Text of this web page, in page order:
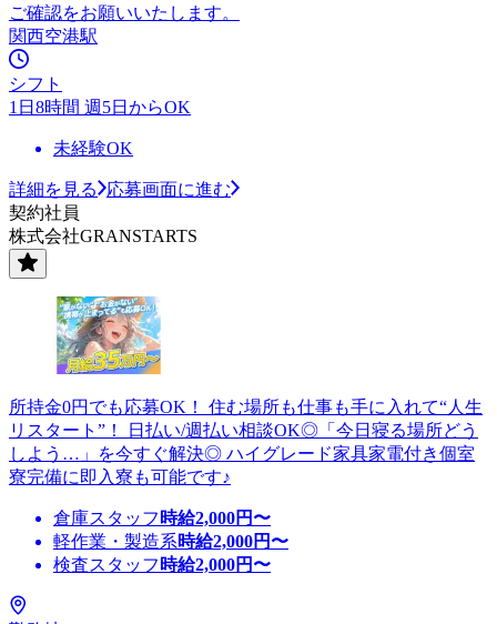
ご確認をお願いいたします。
関西空港駅
シフト
1日8時間 週5日からOK
未経験OK
詳細を見る
応募画面に進む
契約社員
株式会社GRANSTARTS
所持金0円でも応募OK！ 住む場所も仕事も手に入れて“人生
リスタート”！ 日払い/週払い相談OK◎「今日寝る場所どう
しよう…」を今すぐ解決◎ ハイグレード家具家電付き個室
寮完備に即入寮も可能です♪
倉庫スタッフ 時給2,000円〜
軽作業・製造系時給2,000円〜
検査スタッフ 時給2,000円〜